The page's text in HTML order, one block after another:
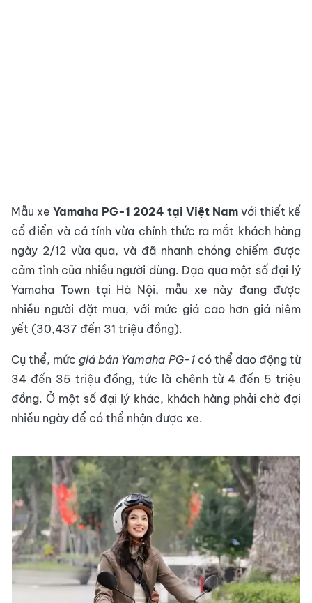
Mẫu xe Yamaha PG-1 2024 tại Việt Nam với thiết kế
cổ điển và cá tính vừa chính thức ra mắt khách hàng
ngày 2/12 vừa qua, và đã nhanh chóng chiếm được
cảm tình của nhiều người dùng. Dạo qua một số đại lý
Yamaha Town tại Hà Nội, mẫu xe này đang được
nhiều người đặt mua, với mức giá cao hơn giá niêm
yết (30,437 đến 31 triệu đồng).
Cụ thể, mứcgiá bán Yamaha PG-1có thể dao động từ
34 đến 35 triệu đồng, tức là chênh từ 4 đến 5 triệu
đồng. Ở một số đại lý khác, khách hàng phải chờ đợi
nhiều ngày để có thể nhận được xe.